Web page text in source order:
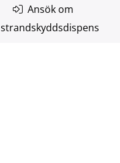
Ansök om
strandskyddsdispens